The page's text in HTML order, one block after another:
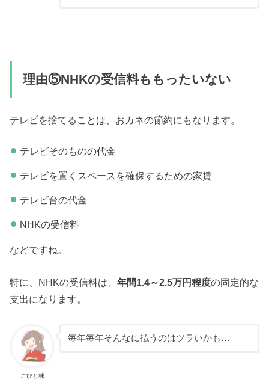
理由⑤NHKの受信料ももったいない
テレビを捨てることは、おカネの節約にもなります。
テレビそのものの代金
テレビを置くスペースを確保するための家賃
テレビ台の代金
NHKの受信料
などですね。
特に、NHKの受信料は、年間1.4～2.5万円程度の固定的な
支出になります。
こびと株
毎年毎年そんなに払うのはツラいかも…